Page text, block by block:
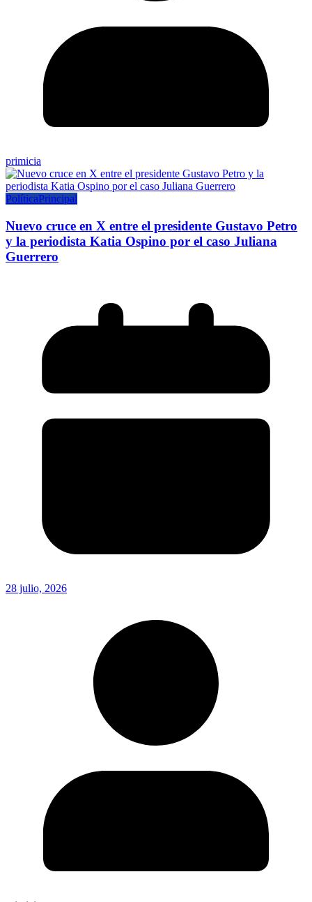
primicia
PolíticaPrincipal
Nuevo cruce en X entre el presidente Gustavo Petro
y la periodista Katia Ospino por el caso Juliana
Guerrero
28 julio, 2026